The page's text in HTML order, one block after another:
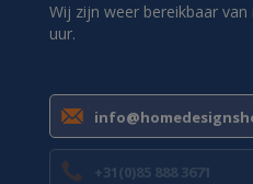
Wij zijn weer bereikbaar
uur.
+31(0)85 888 3671